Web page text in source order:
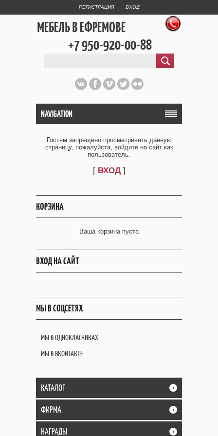
РЕГИСТРАЦИЯ ВХОД
МЕБЕЛЬ В ЕФРЕМОВЕ
+7 950-920-00-88
NAVIGATION
Гостям запрещено просматривать данную
страницу, пожалуйста, войдите на сайт как
пользователь.
[ ВХОД]
КОРЗИНА
Ваша корзина пуста
ВХОД НА САЙТ
МЫ В СОЦСЕТЯХ
МЫ В ОДНОКЛАСНИКАХ
МЫ В ВКОНТАКТЕ
КАТАЛОГ +
ФИРМА +
НАГРАДЫ +